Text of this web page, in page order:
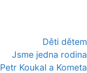
Děti dětem
Jsme jedna rodina
Petr Koukal a Kometa